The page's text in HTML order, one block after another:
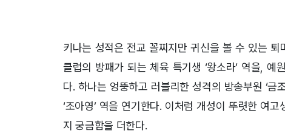
키나는 성적은 전교 꼴찌지만 귀신을 볼 수 있는 퇴
클럽의 방패가 되는 체육 특기생 ‘왕소라’ 역을, 예
다. 하나는 엉뚱하고 러블리한 성격의 방송부원 ‘금
‘조아영’ 역을 연기한다. 이처럼 개성이 뚜렷한 여
지 궁금함을 더한다.